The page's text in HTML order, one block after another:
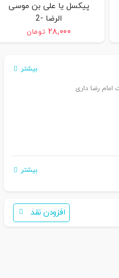
پیکسل یا علی بن موسی
الرضا -2
۲۸,۰۰۰ تومان
بیشتر
رضا داری
ندارید،
بیشتر
افزودن نقد